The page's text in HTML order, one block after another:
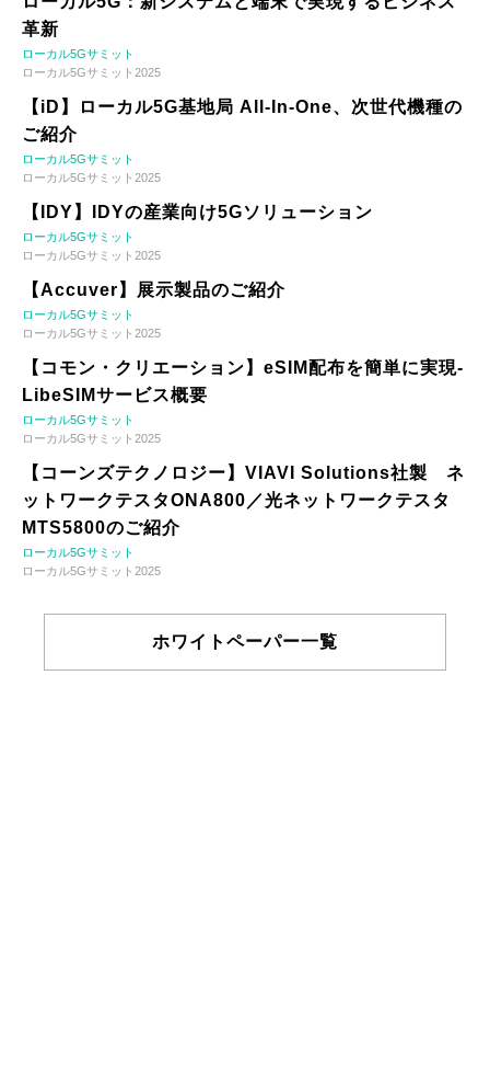
革新
ローカル5Gサミット
ローカル5Gサミット2025
【iD】ローカル5G基地局 All-In-One、次世代機種の
ご紹介
ローカル5Gサミット
ローカル5Gサミット2025
【IDY】IDYの産業向け5Gソリューション
ローカル5Gサミット
ローカル5Gサミット2025
【Accuver】展示製品のご紹介
ローカル5Gサミット
ローカル5Gサミット2025
【コモン・クリエーション】eSIM配布を簡単に実現-
LibeSIMサービス概要
ローカル5Gサミット
ローカル5Gサミット2025
【コーンズテクノロジー】VIAVI Solutions社製 ネ
ットワークテスタONA800／光ネットワークテスタ
MTS5800のご紹介
ローカル5Gサミット
ローカル5Gサミット2025
ホワイトペーパー一覧